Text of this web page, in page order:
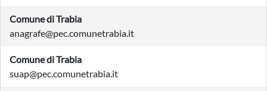
Comune di Trabia
anagrafe@pec.comunetrabia.it
Comune di Trabia
suap@pec.comunetrabia.it